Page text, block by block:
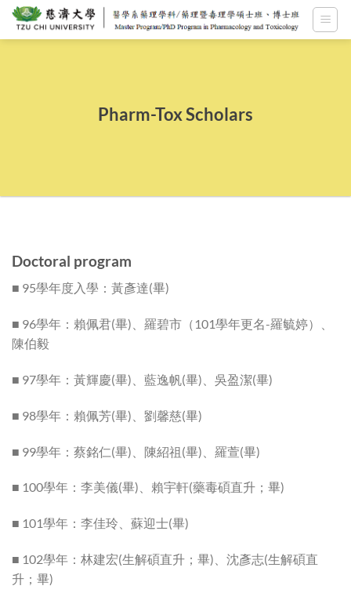
Skip
Pharm-Tox Scholars
Doctoral program
■ 95學年度入學：黃彥達(畢)
■ 96學年：賴佩君(畢)、羅碧市（101學年更名-羅毓婷）、
陳伯毅
■ 97學年：黃輝慶(畢)、藍逸帆(畢)、吳盈潔(畢)
■ 98學年：賴佩芳(畢)、劉馨慈(畢)
■ 99學年：蔡銘仁(畢)、陳紹祖(畢)、羅萱(畢)
■ 100學年：李美儀(畢)、賴宇軒(藥毒碩直升；畢)
■ 101學年：李佳玲、蘇迎士(畢)
■ 102學年：林建宏(生解碩直升；畢)、沈彥志(生解碩直
升；畢)